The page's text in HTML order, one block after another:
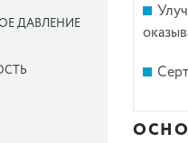
ДАВЛЕНИЕ